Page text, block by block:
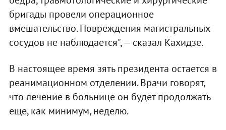
бригады провели операционное
вмешательство. Повреждения магистральных
сосудов не наблюдается", — сказал Кахидзе.
В настоящее время зять президента остается в
реанимационном отделении. Врачи говорят,
что лечение в больнице он будет продолжать
еще, как минимум, неделю.